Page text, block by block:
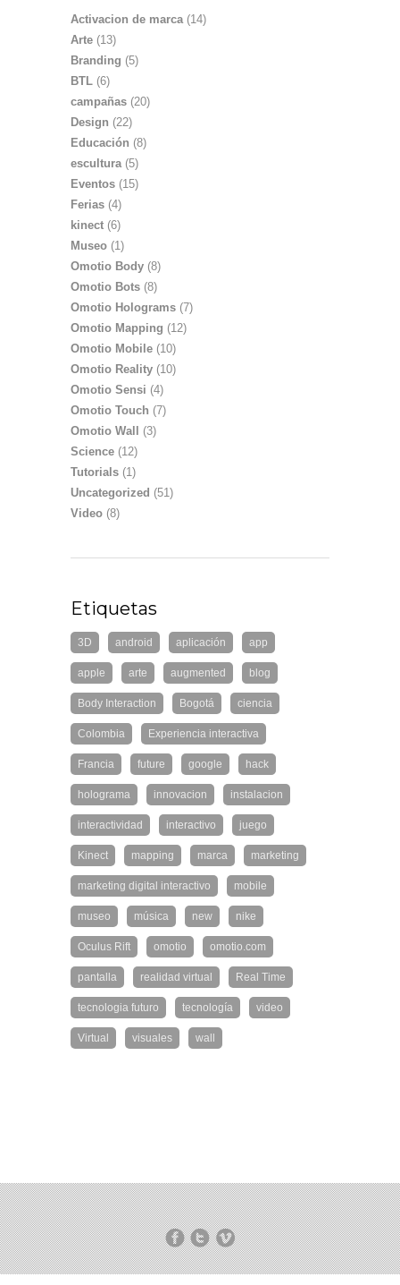
Activacion de marca(14)
Arte (13)
Branding (5)
BTL (6)
campañas (20)
Design (22)
Educación (8)
escultura(5)
Eventos (15)
Ferias (4)
kinect (6)
Museo (1)
Omotio Body (8)
Omotio Bots (8)
Omotio Holograms (7)
Omotio Mapping (12)
Omotio Mobile (10)
Omotio Reality (10)
Omotio Sensi (4)
Omotio Touch (7)
Omotio Wall
(3)
Science (12)
Tutorials (1)
Uncategorized (51)
Video (8)
Etiquetas
3D android aplicación app
apple arte augmented blog
Body Interaction Bogotá ciencia
Colombia Experiencia interactiva
Francia future google hack
holograma innovacion instalacion
interactividad interactivo juego
Kinect mapping marca marketing
marketing digital interactivo mobile
museo música new nike
Oculus Rift omotio omotio.com
pantalla realidad virtual Real Time
tecnologia futuro tecnología video
Virtual visuales wall